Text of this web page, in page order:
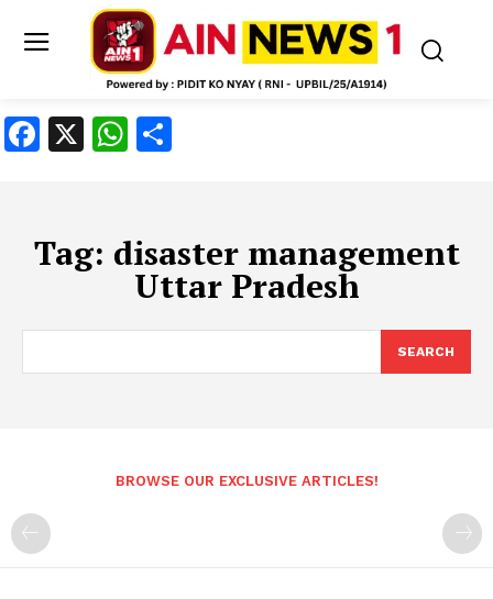
Facebook
X WhatsApp
Tag: disaster management
Uttar Pradesh
SEARCH
BROWSE OUR EXCLUSIVE ARTICLES!